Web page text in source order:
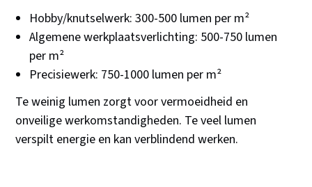
Hobby/knutselwerk: 300-500 lumen per m²
Algemene werkplaatsverlichting: 500-750 lumen
per m²
Precisiewerk: 750-1000 lumen per m²
Te weinig lumen zorgt voor vermoeidheid en
onveilige werkomstandigheden. Te veel lumen
verspilt energie en kan verblindend werken.